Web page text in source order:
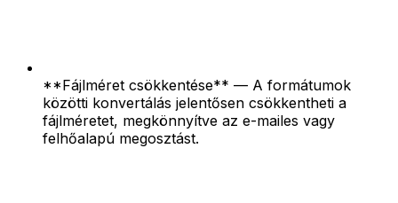
**Fájlméret csökkentése** — A formátumok
közötti konvertálás jelentősen csökkentheti a
fájlméretet, megkönnyítve az e-mailes vagy
felhőalapú megosztást.